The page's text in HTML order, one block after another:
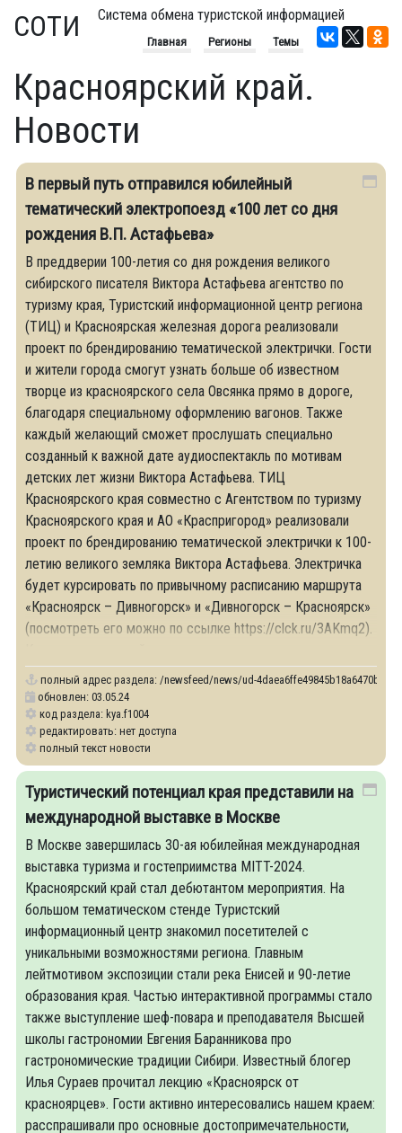
СОТИ Система обмена туристской информацией
Главная Регионы Темы
Красноярский край.
Новости
В первый путь отправился юбилейный
тематический электропоезд «100 лет со дня
рождения В.П. Астафьева»
В преддверии 100-летия со дня рождения великого
сибирского писателя Виктора Астафьева агентство по
туризму края, Туристский информационной центр региона
(ТИЦ) и Красноярская железная дорога реализовали
проект по брендированию тематической электрички. Гости
и жители города смогут узнать больше об известном
творце из красноярского села Овсянка прямо в дороге,
благодаря специальному оформлению вагонов. Также
каждый желающий сможет прослушать специально
созданный к важной дате аудиоспектакль по мотивам
детских лет жизни Виктора Астафьева. ТИЦ
Красноярского края совместно с Агентством по туризму
Красноярского края и АО «Краспригород» реализовали
проект по брендированию тематической электрички к 100-
летию великого земляка Виктора Астафьева. Электричка
будет курсировать по привычному расписанию маршрута
«Красноярск – Дивногорск» и «Дивногорск – Красноярск»
(посмотреть его можно по ссылке https://clck.ru/3AKmq2).
полный адрес раздела: /newsfeed/news/ud-
обновлен: 03.05.24
код раздела: kya.f1004
редактировать: нет доступа
полный текст новости
Туристический потенциал края представили на
международной выставке в Москве
В Москве завершилась 30-ая юбилейная международная
выставка туризма и гостеприимства MITT-2024.
Красноярский край стал дебютантом мероприятия. На
большом тематическом стенде Туристский
информационный центр знакомил посетителей с
уникальными возможностями региона. Главным
лейтмотивом экспозиции стали река Енисей и 90-летие
образования края. Частью интерактивной программы стало
также выступление шеф-повара и преподавателя Высшей
школы гастрономии Евгения Баранникова про
гастрономические традиции Сибири. Известный блогер
Илья Сураев прочитал лекцию «Красноярск от
красноярцев». Гости активно интересовались нашем краем:
расспрашивали про основные достопримечательности,